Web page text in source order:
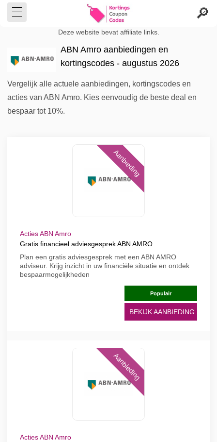
Deze website bevat affiliate links.
ABN Amro aanbiedingen en
kortingscodes - augustus 2026
Vergelijk alle actuele aanbiedingen, kortingscodes en
acties van ABN Amro. Kies eenvoudig de beste deal en
bespaar tot 10%.
Aanbieding
Acties ABN Amro
Gratis financieel adviesgesprek ABN AMRO
Plan een gratis adviesgesprek met een ABN AMRO
adviseur. Krijg inzicht in uw financiële situatie en ontdek
bespaarmogelijkheden
Populair
BEKIJK AANBIEDING
Aanbieding
Acties ABN Amro